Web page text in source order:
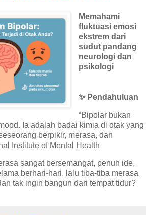
Memahami
fluktuasi emosi
ekstrem dari
sudut pandang
neurologi dan
psikologi
✨ Pendahuluan
“Bipolar bukan
Ia adalah badai kimia di otak yang
berpikir, merasa, dan
Institute of Mental Health
sangat bersemangat, penuh ide,
berhari-hari, lalu tiba-tiba merasa
tak ingin bangun dari tempat tidur?